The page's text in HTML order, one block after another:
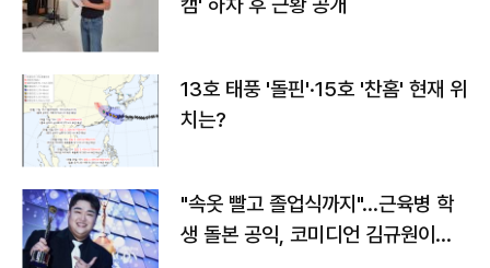
13호 태풍 '돌핀'·15호 '찬홈' 현재 위
치는?
"속옷 빨고 졸업식까지"…근육병 학
생 돌본 공익, 코미디언 김규원이었